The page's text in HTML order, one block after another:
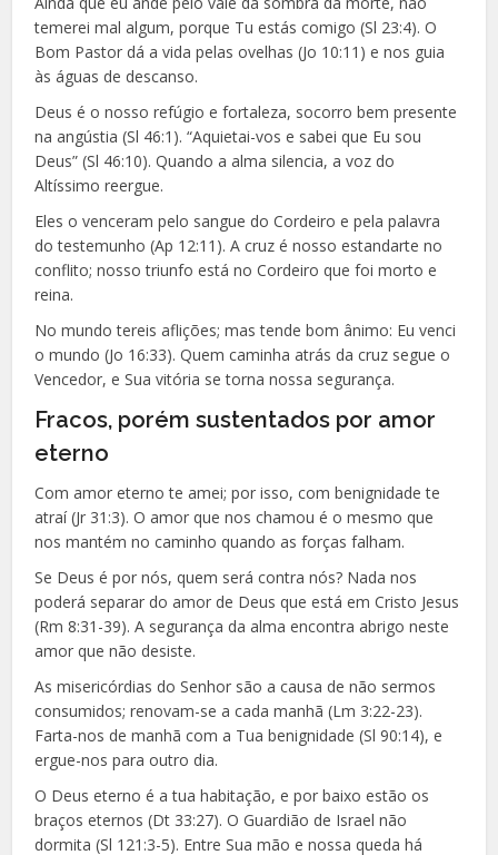
temerei mal algum, porque Tu estás comigo (Sl 23:4). O
Bom Pastor dá a vida pelas ovelhas (Jo 10:11) e nos guia
às águas de descanso.
Deus é o nosso refúgio e fortaleza, socorro bem presente
na angústia (Sl 46:1). “Aquietai-vos e sabei que Eu sou
Deus” (Sl 46:10). Quando a alma silencia, a voz do
Altíssimo reergue.
Eles o venceram pelo sangue do Cordeiro e pela palavra
do testemunho (Ap 12:11). A cruz é nosso estandarte no
conflito; nosso triunfo está no Cordeiro que foi morto e
reina.
No mundo tereis aflições; mas tende bom ânimo: Eu venci
o mundo (Jo 16:33). Quem caminha atrás da cruz segue o
Vencedor, e Sua vitória se torna nossa segurança.
Fracos, porém sustentados por amor
eterno
Com amor eterno te amei; por isso, com benignidade te
atraí (Jr 31:3). O amor que nos chamou é o mesmo que
nos mantém no caminho quando as forças falham.
Se Deus é por nós, quem será contra nós? Nada nos
poderá separar do amor de Deus que está em Cristo Jesus
(Rm 8:31-39). A segurança da alma encontra abrigo neste
amor que não desiste.
As misericórdias do Senhor são a causa de não sermos
consumidos; renovam-se a cada manhã (Lm 3:22-23).
Farta-nos de manhã com a Tua benignidade (Sl 90:14), e
ergue-nos para outro dia.
O Deus eterno é a tua habitação, e por baixo estão os
braços eternos (Dt 33:27). O Guardião de Israel não
dormita (Sl 121:3-5). Entre Sua mão e nossa queda há